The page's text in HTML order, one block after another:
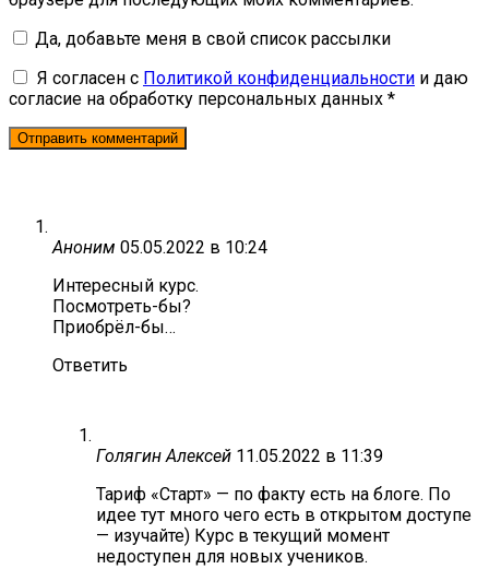
Да, добавьте меня в свой список рассылки
Я согласен с Политикой конфиденциальности и даю
согласие на обработку персональных данных *
Аноним 05.05.2022 в 10:24
Интересный курс.
Посмотреть-бы?
Приобрёл-бы…
Ответить
Голягин Алексей 11.05.2022 в 11:39
Тариф «Старт» — по факту есть на блоге. По
идее тут много чего есть в открытом доступе
— изучайте) Курс в текущий момент
недоступен для новых учеников.